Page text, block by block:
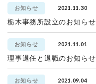
お知らせ 2021.11.30
栃木事務所設立のお知らせ
お知らせ 2021.11.01
理事退任と退職のお知らせ
お知らせ 2021.09.04